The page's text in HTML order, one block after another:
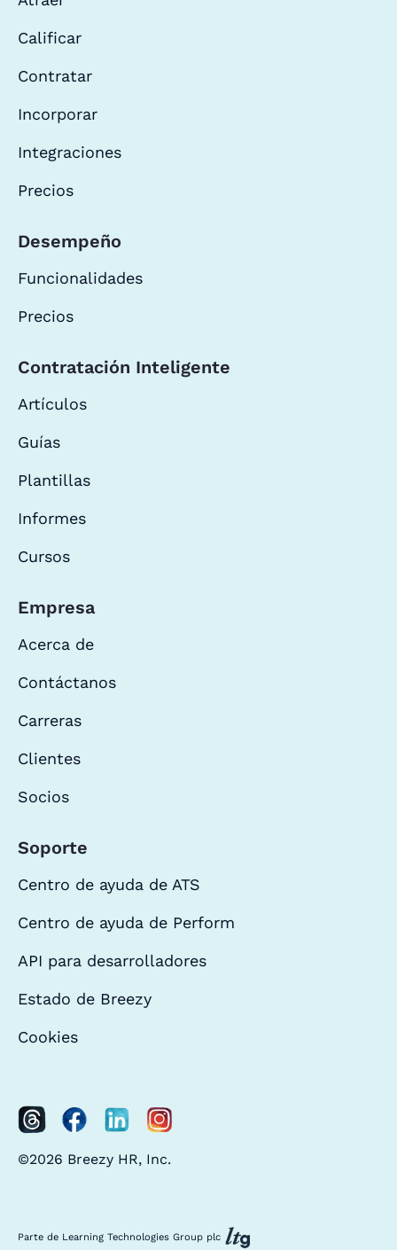
Calificar
Contratar
Incorporar
Integraciones
Precios
Desempeño
Funcionalidades
Precios
Contratación Inteligente
Artículos
Guías
Plantillas
Informes
Cursos
Empresa
Acerca de
Contáctanos
Carreras
Clientes
Socios
Soporte
Centro de ayuda de ATS
Centro de ayuda de Perform
API para desarrolladores
Estado de Breezy
Cookies
©2026 Breezy HR, Inc.
Parte de Learning Technologies Group plc